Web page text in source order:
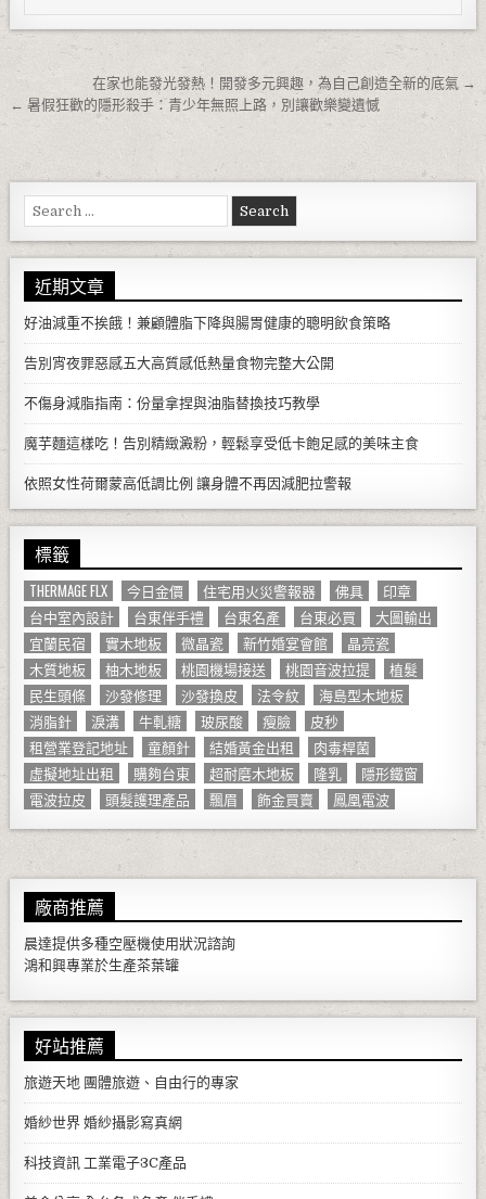
文章導覽在家也能發光發熱！開發多元興趣，為自己創造全新的底氣 →
← 暑假狂歡的隱形殺手：青少年無照上路，別讓歡樂變遺憾
Search for:
近期文章
好油減重不挨餓！兼顧體脂下降與腸胃健康的聰明飲食策略
告別宵夜罪惡感五大高質感低熱量食物完整大公開
不傷身減脂指南：份量拿捏與油脂替換技巧教學
魔芋麵這樣吃！告別精緻澱粉，輕鬆享受低卡飽足感的美味主食
依照女性荷爾蒙高低調比例 讓身體不再因減肥拉警報
標籤
THERMAGE FLX 今日金價 住宅用火災警報器 佛具
印章
台中室內設計
台東伴手禮 台東名產 台東必買
大圖輸出
宜蘭民宿
實木地板 微晶瓷 新竹婚宴會館
晶亮瓷
木質地板
柚木地板 桃園機場接送 桃園音波拉提
植髮
民生頭條
沙發修理 沙發換皮 法令紋
海島型木地板
消脂針
淚溝 牛軋糖 玻尿酸 瘦臉
皮秒
租營業登記地址
童顏針 結婚黃金出租
肉毒桿菌
虛擬地址出租
購夠台東 超耐磨木地板 隆乳
隱形鐵窗
電波拉皮
頭髮護理產品 飄眉 飾金買賣 鳳凰電波
廠商推薦
晨達提供多種空壓機使用狀況諮詢
鴻和興專業於生產茶葉罐
好站推薦
旅遊天地 團體旅遊、自由行的專家
婚紗世界 婚紗攝影寫真網
科技資訊 工業電子3C產品